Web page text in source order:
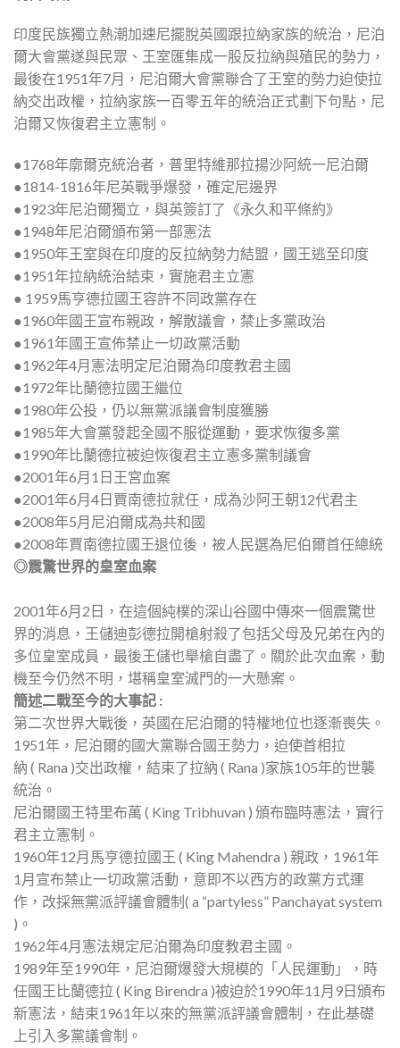
印度民族獨立熱潮加速尼擺脫英國跟拉納家族的統治，尼泊
爾大會黨遂與民眾、王室匯集成一股反拉納與殖民的勢力，
最後在1951年7月，尼泊爾大會黨聯合了王室的勢力迫使拉
納交出政權，拉納家族一百零五年的統治正式劃下句點，尼
泊爾又恢復君主立憲制。
●1768年廓爾克統治者，普里特維那拉揚沙阿統一尼泊爾
●1814-1816年尼英戰爭爆發，確定尼邊界
●1923年尼泊爾獨立，與英簽訂了《永久和平條約》
●1948年尼泊爾頒布第一部憲法
●1950年王室與在印度的反拉納勢力結盟，國王逃至印度
●1951年拉納統治結束，實施君主立憲
● 1959馬亨德拉國王容許不同政黨存在
●1960年國王宣布親政，解散議會，禁止多黨政治
●1961年國王宣佈禁止一切政黨活動
●1962年4月憲法明定尼泊爾為印度教君主國
●1972年比蘭德拉國王繼位
●1980年公投，仍以無黨派議會制度獲勝
●1985年大會黨發起全國不服從運動，要求恢復多黨
●1990年比蘭德拉被迫恢復君主立憲多黨制議會
●2001年6月1日王宮血案
●2001年6月4日賈南德拉就任，成為沙阿王朝12代君主
●2008年5月尼泊爾成為共和國
●2008年賈南德拉國王退位後，被人民選為尼伯爾首任總統
◎震驚世界的皇室血案
2001年6月2日，在這個純樸的深山谷國中傳來一個震驚世
界的消息，王儲迪彭德拉開槍射殺了包括父母及兄弟在內的
多位皇室成員，最後王儲也舉槍自盡了。關於此次血案，動
機至今仍然不明，堪稱皇室滅門的一大懸案。
簡述二戰至今的大事記 :
第二次世界大戰後，英國在尼泊爾的特權地位也逐漸喪失。
1951年，尼泊爾的國大黨聯合國王勢力，迫使首相拉
納 ( Rana )交出政權，結束了拉納 ( Rana )家族105年的世襲
統治。
尼泊爾國王特里布萬 ( King Tribhuvan ) 頒布臨時憲法，實行
君主立憲制。
1960年12月馬亨德拉國王 ( King Mahendra ) 親政，1961年
1月宣布禁止一切政黨活動，意即不以西方的政黨方式運
作，改採無黨派評議會體制( a “partyless” Panchayat system
)。
1962年4月憲法規定尼泊爾為印度教君主國。
1989年至1990年，尼泊爾爆發大規模的「人民運動」，時
任國王比蘭德拉 ( King Birendra )被迫於1990年11月9日頒布
新憲法，結束1961年以來的無黨派評議會體制，在此基礎
上引入多黨議會制。